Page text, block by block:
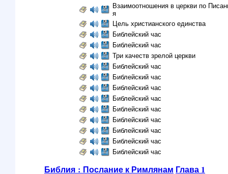
Взаимоотношения в церкви по
я
Цель христианского единства
Библейский час
Библейский час
Три качеств зрелой церкви
Библейский час
Библейский час
Библейский час
Библейский час
Библейский час
Библейский час
Библейский час
Библейский час
Библейский час
Библия : Послание к Римлянам Глава 1